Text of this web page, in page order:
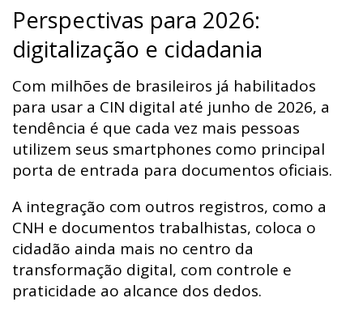
Perspectivas para 2026:
digitalização e cidadania
Com milhões de brasileiros já habilitados
para usar a CIN digital até junho de 2026, a
tendência é que cada vez mais pessoas
utilizem seus smartphones como principal
porta de entrada para documentos oficiais.
A integração com outros registros, como a
CNH e documentos trabalhistas, coloca o
cidadão ainda mais no centro da
transformação digital, com controle e
praticidade ao alcance dos dedos.